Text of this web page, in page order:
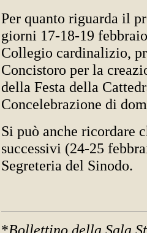
Per quanto riguarda il
giorni 17-18-19
Collegio cardinalizio,
Concistoro per la
della Festa della
Concelebrazione di
Si può anche ricordare
successivi (24-25
Segreteria del Sinodo.
*Bollettino della Sala